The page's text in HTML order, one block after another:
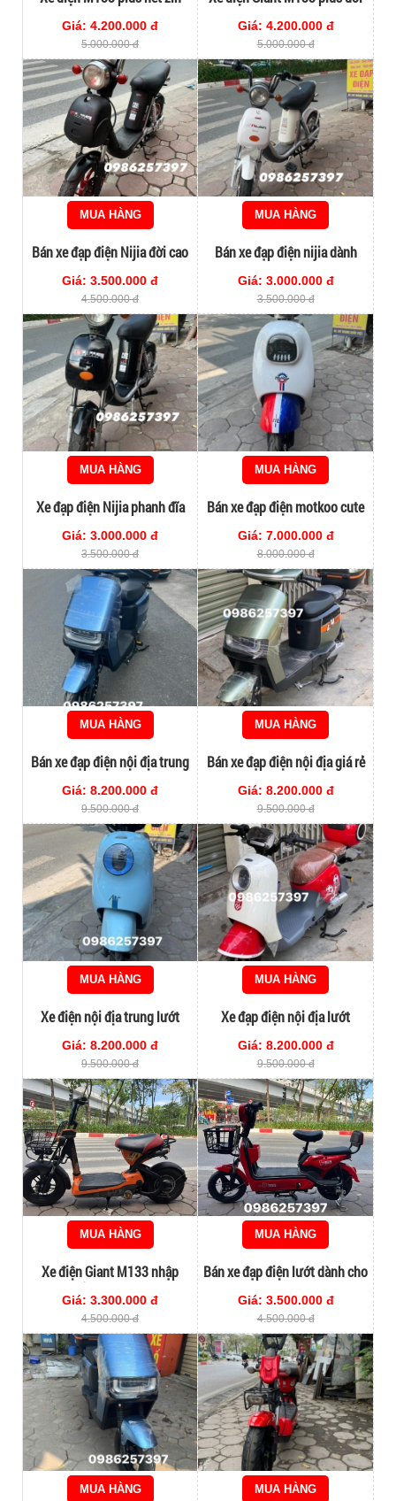
Giá: 4.200.000 đ
5.000.000 đ
Giá: 4.200.000 đ
5.000.000 đ
MUA HÀNG
Bán xe đạp điện Nijia đời cao
Giá: 3.500.000 đ
4.500.000 đ
MUA HÀNG
Bán xe đạp điện nijia dành
Giá: 3.000.000 đ
3.500.000 đ
MUA HÀNG
Xe đạp điện Nijia phanh đĩa
Giá: 3.000.000 đ
3.500.000 đ
MUA HÀNG
Bán xe đạp điện motkoo cute
Giá: 7.000.000 đ
8.000.000 đ
MUA HÀNG
Bán xe đạp điện nội địa trung
Giá: 8.200.000 đ
9.500.000 đ
MUA HÀNG
Bán xe đạp điện nội địa giá rẻ
Giá: 8.200.000 đ
9.500.000 đ
MUA HÀNG
Xe điện nội địa trung lướt
Giá: 8.200.000 đ
9.500.000 đ
MUA HÀNG
Xe đạp điện nội địa lướt
Giá: 8.200.000 đ
9.500.000 đ
MUA HÀNG
Xe điện Giant M133 nhập
Giá: 3.300.000 đ
4.500.000 đ
MUA HÀNG
Bán xe đạp điện lướt dành cho
Giá: 3.500.000 đ
4.500.000 đ
MUA HÀNG MUA HÀNG